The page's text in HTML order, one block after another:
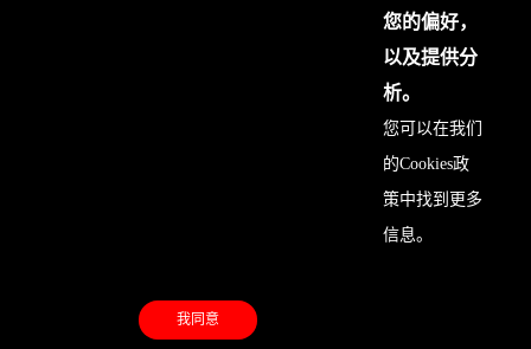
您的偏好，
以及提供分
析。
您可以在我们
的Cookies政
策中找到更多
信息。
我同意